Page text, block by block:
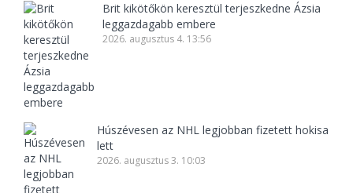
Brit kikötőkön keresztül terjeszkedne Ázsia
leggazdagabb embere
2026. augusztus 4. 13:56
Húszévesen az NHL legjobban fizetett hokisa
lett
2026. augusztus 3. 10:03